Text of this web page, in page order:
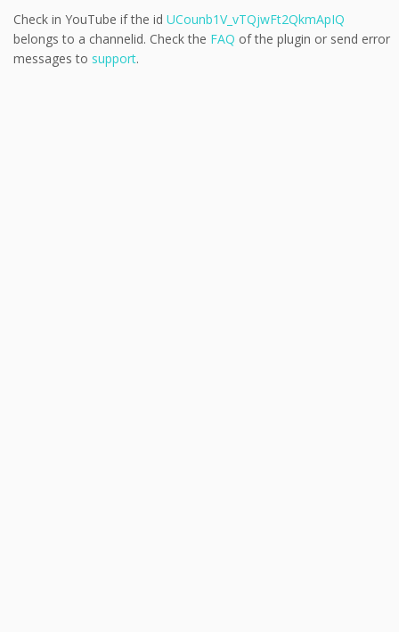
Check in YouTube if the id UCounb1V_vTQjwFt2QkmApIQ
belongs to a channelid. Check the FAQ of the plugin or send error
messages to support.